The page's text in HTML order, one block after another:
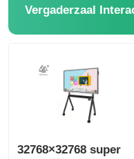
Vergaderzaal
32768×32768 super